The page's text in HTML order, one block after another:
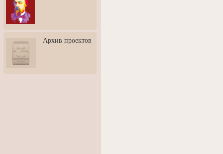
3: Обусловленности
человека и их влияние на
карьеру
скульптором Дмитрием
Тугариновым
АртБульвар в День города
Архив проектов